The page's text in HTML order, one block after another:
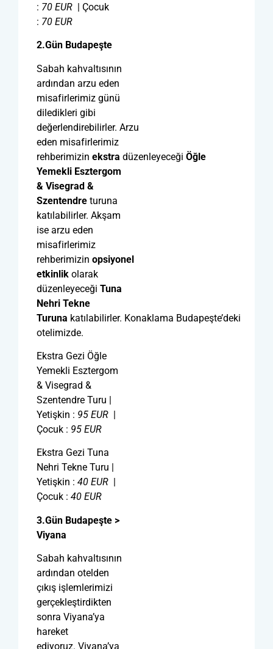
: 70 EUR | Çocuk
: 70 EUR
2.Gün Budapeşte
Sabah kahvaltısının
ardından arzu eden
misafirlerimiz günü
diledikleri gibi
değerlendirebilirler. Arzu
eden misafirlerimiz
rehberimizin ekstra düzenleyeceği Öğle
Yemekli Esztergom
& Visegrad &
Szentendre turuna
katılabilirler. Akşam
ise arzu eden
misafirlerimiz
rehberimizin opsiyonel
etkinlik olarak
düzenleyeceği Tuna
Nehri Tekne
Turuna katılabilirler. Konaklama Budapeşte’deki
otelimizde.
Ekstra Gezi Öğle
Yemekli Esztergom
& Visegrad &
Szentendre Turu |
Yetişkin : 95 EUR |
Çocuk : 95 EUR
Ekstra Gezi Tuna
Nehri Tekne Turu |
Yetişkin : 40 EUR
Çocuk : 40 EUR
3.Gün Budapeşte >
Viyana
Sabah kahvaltısının
ardından otelden
çıkış işlemlerimizi
gerçekleştirdikten
sonra Viyana’ya
hareket
ediyoruz. Viyana’ya